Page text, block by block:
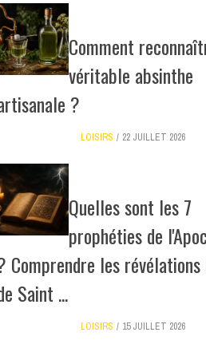
Comment
véritable absinthe
?
LOISIRS 22 JUILLET 2026
Quelles sont les 7
prophéties de
Comprendre les
Saint ...
LOISIRS 15 JUILLET 2026